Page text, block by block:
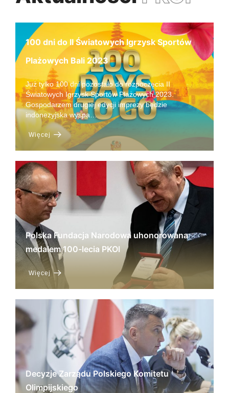
100 dni do II Światowych Igrzysk Sportów
Plażowych Bali 2023
Już tylko 100 dni pozostało do rozpoczęcia II
Światowych Igrzysk Sportów Plażowych 2023.
Gospodarzem drugiej edycji imprezy będzie
indonezyjska wyspa…
Więcej
Polska Fundacja Narodowa uhonorowana
medalem 100-lecia PKOl
Więcej
Decyzje Zarządu Polskiego Komitetu
Olimpijskiego